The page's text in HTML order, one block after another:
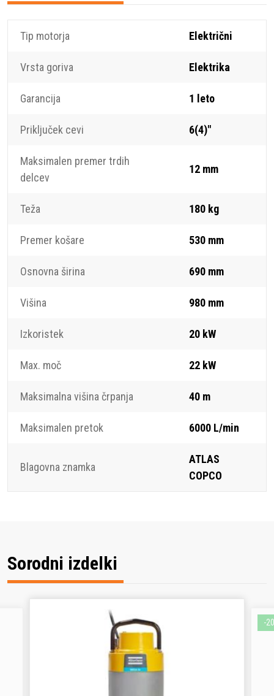
Tip motorja Električni
Vrsta goriva Elektrika
Garancija 1 leto
Priključek cevi 6(4)"
Maksimalen premer trdih
delcev
12 mm
Teža 180 kg
Premer košare 530 mm
Osnovna širina 690 mm
Višina 980 mm
Izkoristek 20 kW
Max. moč 22 kW
Maksimalna višina črpanja 40 m
Maksimalen pretok 6000 L/min
Blagovna znamka
ATLAS
COPCO
Sorodni izdelki
-